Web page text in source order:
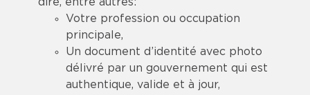
Votre profession ou occupation
principale,
Un document d’identité avec photo
délivré par un gouvernement qui est
authentique, valide et à jour,